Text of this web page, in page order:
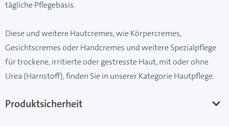
tägliche Pflegebasis.
Diese und weitere Hautcremes, wie Körpercremes,
Gesichtscremes oder Handcremes und weitere Spezialpflege
für trockene, irritierte oder gestresste Haut, mit oder ohne
Urea (Harnstoff), finden Sie in unserer KategorieHautpflege.
Produktsicherheit